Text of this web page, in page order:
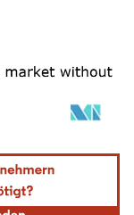
Namensnennung gemäß